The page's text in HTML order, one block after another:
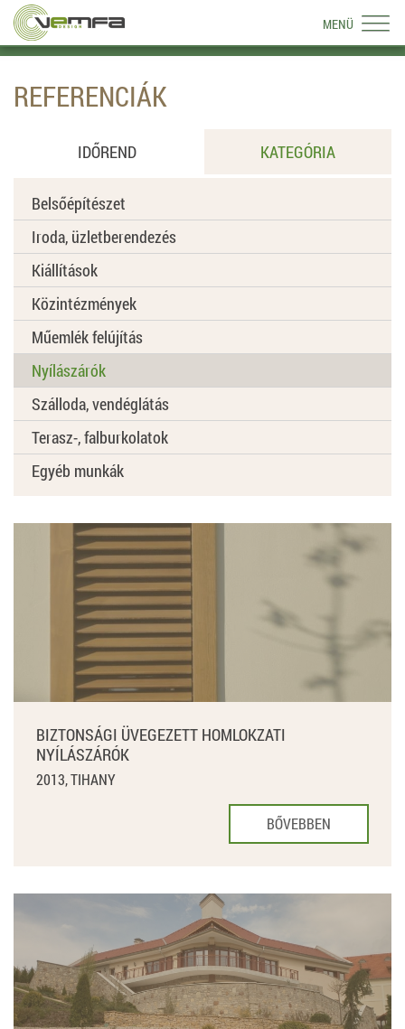
MENÜ
REFERENCIÁK
IDŐREND KATEGÓRIA
Belsőépítészet
Iroda, üzletberendezés
Kiállítások
Közintézmények
Műemlék felújítás
Nyílászárók
Szálloda, vendéglátás
Terasz-, falburkolatok
Egyéb munkák
BIZTONSÁGI ÜVEGEZETT HOMLOKZATI
NYÍLÁSZÁRÓK
2013, TIHANY
BŐVEBBEN